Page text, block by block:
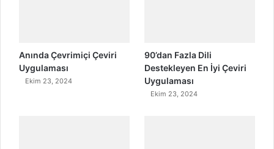
Anında Çevrimiçi Çeviri
Uygulaması
Ekim 23, 2024
90’dan Fazla Dili
Destekleyen En İyi Çeviri
Uygulaması
Ekim 23, 2024